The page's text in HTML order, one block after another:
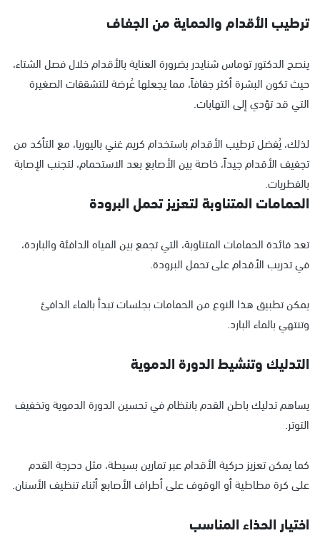
ترطيب الأقدام والحماية من الجفاف
ينصح الدكتور توماس شنايدر بضرورة العناية بالأقدام خلال فصل الشتاء،
حيث تكون البشرة أكثر جفافاً، مما يجعلها عُرضة للتشققات الصغيرة
التي قد تؤدي إلى التهابات.
لذلك، يُفضل ترطيب الأقدام باستخدام كريم غني باليوريا، مع التأكد من
تجفيف الأقدام جيداً، خاصة بين الأصابع بعد الاستحمام، لتجنب الإصابة
بالفطريات.
الحمامات المتناوبة لتعزيز تحمل البرودة
تعد فائدة الحمامات المتناوبة، التي تجمع بين المياه الدافئة والباردة،
في تدريب الأقدام على تحمل البرودة.
يمكن تطبيق هذا النوع من الحمامات بجلسات تبدأ بالماء الدافئ
وتنتهي بالماء البارد.
التدليك وتنشيط الدورة الدموية
يساهم تدليك باطن القدم بانتظام في تحسين الدورة الدموية وتخفيف
التوتر.
كما يمكن تعزيز حركية الأقدام عبر تمارين بسيطة، مثل دحرجة القدم
على كرة مطاطية أو الوقوف على أطراف الأصابع أثناء تنظيف الأسنان.
اختيار الحذاء المناسب